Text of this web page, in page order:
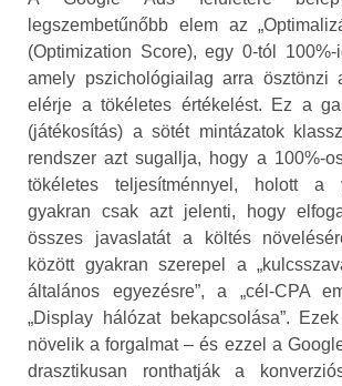
legszembetűnőbb elem az
(Optimization Score), egy 0-tól
amely pszichológiailag arra ösztönzi
elérje a tökéletes értékelést. Ez a
(játékosítás) a sötét mintázatok
rendszer azt sugallja, hogy a 100%-
tökéletes teljesítménnyel, holott a
gyakran csak azt jelenti, hogy
összes javaslatát a költés
között gyakran szerepel a
általános egyezésre”, a „cél-CPA
„Display hálózat bekapcsolása”.
növelik a forgalmat – és ezzel a
drasztikusan ronthatják a